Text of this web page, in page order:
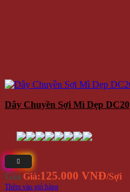
Dây Chuyền Sợi Mì Dẹp DC20
Giá Giá:125.000 VNĐ/Sợi
Thêm vào giỏ hàng